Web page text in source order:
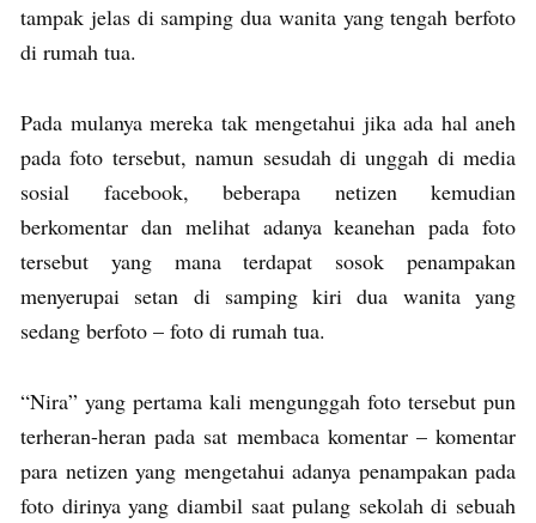
tampak jelas di samping dua wanita yang tengah berfoto
di rumah tua.
Pada mulanya mereka tak mengetahui jika ada hal aneh
pada foto tersebut, namun sesudah di unggah di media
sosial facebook, beberapa netizen kemudian
berkomentar dan melihat adanya keanehan pada foto
tersebut yang mana terdapat sosok penampakan
menyerupai setan di samping kiri dua wanita yang
sedang berfoto – foto di rumah tua.
“Nira” yang pertama kali mengunggah foto tersebut pun
terheran-heran pada sat membaca komentar – komentar
para netizen yang mengetahui adanya penampakan pada
foto dirinya yang diambil saat pulang sekolah di sebuah